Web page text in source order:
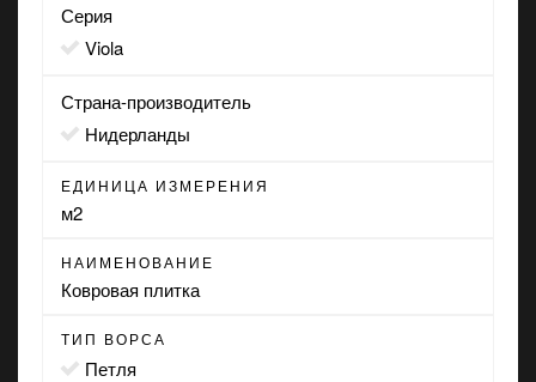
Серия
Viola
Страна-производитель
Нидерланды
ЕДИНИЦА ИЗМЕРЕНИЯ
м2
НАИМЕНОВАНИЕ
Ковровая плитка
ТИП ВОРСА
петля